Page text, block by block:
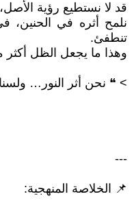
قد لا نستطيع رؤية
نلمح أثره في الحنين،
تنطفئ.
وهذا ما يجعل الظل
> ❝ نحن أثر النور…
---
📌 الخلاصة المنهجية: